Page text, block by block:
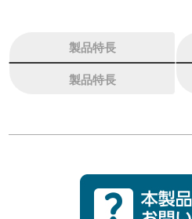
製品特長
製品特長